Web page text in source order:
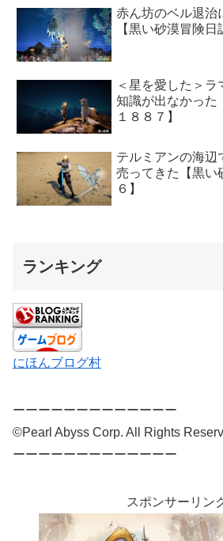
赤ん坊のベル退治
【黒い砂漠冒険日
＜星を愛した＞
知識が出なかった
１８８７】
テルミアンの海辺
売ってきた【黒い
６】
ランキング
にほんブログ村
ーーーーーーーーーーーーー
©Pearl Abyss Corp. All Rights
ーーーーーーーーーーーーー
スポンサーリン